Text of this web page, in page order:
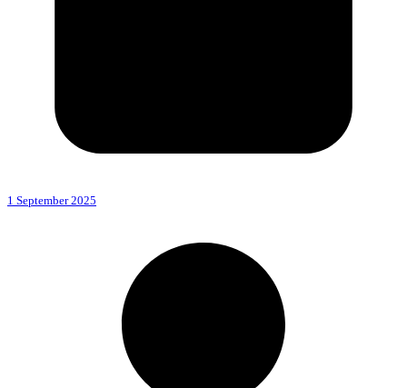
1 September 2025